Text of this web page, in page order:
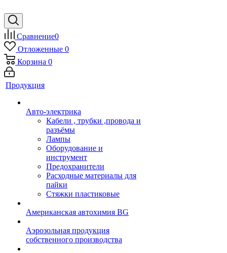
Сравнение0
Отложенные 0
Корзина 0
Продукция
Авто-электрика
Кабели , трубки ,провода и
разъёмы
Лампы
Оборудование и
инструмент
Предохранители
Расходные материалы для
пайки
Стяжки пластиковые
Американская автохимия BG
Аэрозольная продукция
собственного производства